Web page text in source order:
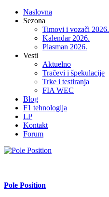
Naslovna
Sezona
Timovi i vozači 2026.
Kalendar 2026.
Plasman 2026.
Vesti
Aktuelno
Tračevi i špekulacije
Trke i testiranja
FIA WEC
Blog
F1 tehnologija
LP
Kontakt
Forum
Pole Position